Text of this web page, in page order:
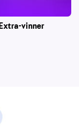
vinner